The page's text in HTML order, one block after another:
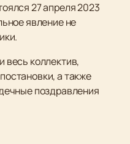
27 апреля 2023
явление не
коллектив,
а также
поздравления